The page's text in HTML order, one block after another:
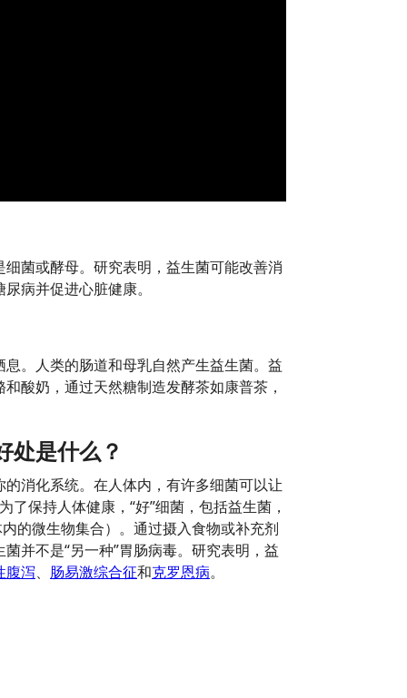
菌或酵母。研究表明，益生菌可能改善消
病并促进心脏健康。
。人类的肠道和母乳自然产生益生菌。益
酸奶，通过天然糖制造发酵茶如康普茶，
处是什么？
消化系统。在人体内，有许多细菌可以让
了保持人体健康，“好”细菌，包括益生菌，
的微生物集合）。通过摄入食物或补充剂
并不是“另一种”胃肠病毒。研究表明，益
腹泻、 肠易激综合征和克罗恩病。